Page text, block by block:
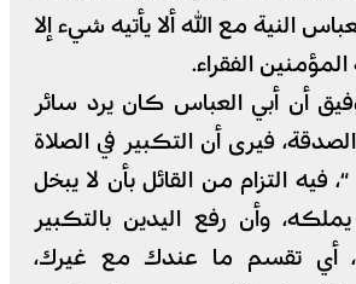
النية مع الله ألا يأتيه شيء إلا
الفقراء.
أن أبي العباس كان يرد سائر
فيرى أن التكبير في الصلاة
فيه التزام من القائل بأن لا يبخل
وأن رفع اليدين بالتكبير
أي تقسم ما عندك مع غيرك،